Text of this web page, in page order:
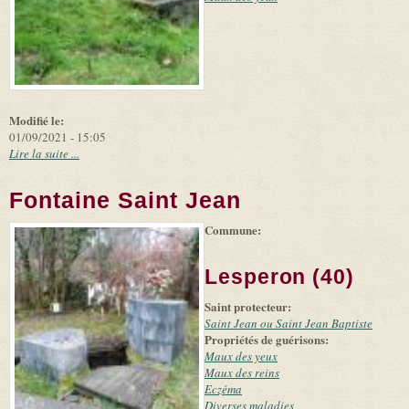
Modifié le:
01/09/2021 - 15:05
Lire la suite ...
Fontaine Saint Jean
-
Leaflet (link is
|
Tiles
(link is
external)
©
Microsoft
and
suppliers
Commune:
Lesperon (40)
Saint protecteur:
Saint Jean ou Saint Jean Baptiste
Propriétés de guérisons:
Maux des yeux
Maux des reins
Eczéma
Diverses maladies